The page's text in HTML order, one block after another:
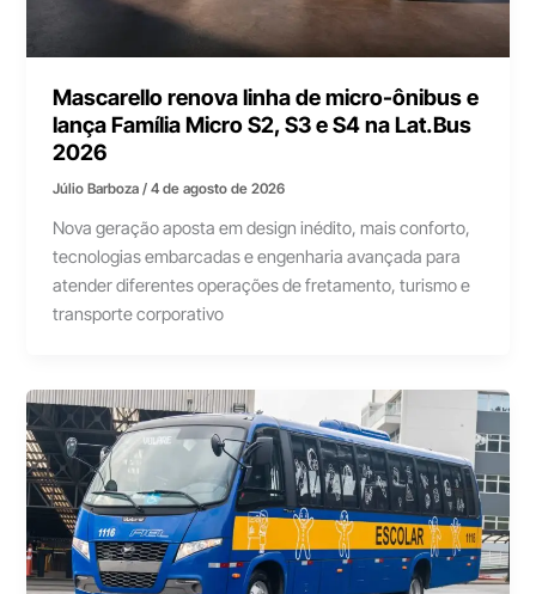
Mascarello renova linha de micro-ônibus e
lança Família Micro S2, S3 e S4 na Lat.Bus
2026
Júlio Barboza/4 de agosto de 2026
Nova geração aposta em design inédito, mais conforto,
tecnologias embarcadas e engenharia avançada para
atender diferentes operações de fretamento, turismo e
transporte corporativo